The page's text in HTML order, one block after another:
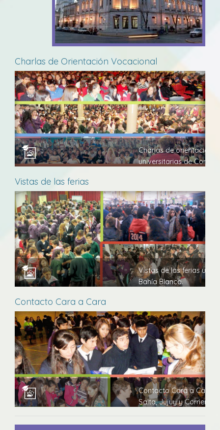
Charlas de Orientación Vocacional
Charlas de orientación
universitarias de
Vistas de las ferias
Vistas de las ferias
Bahía Blanca.
Contacto Cara a Cara
Contacto Cara a Cara
Salta, Jujuy y Corrientes